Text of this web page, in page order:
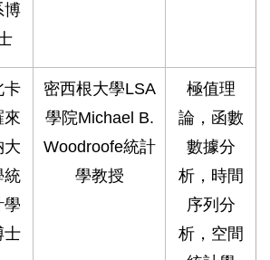
博
卡
來
大
統
學
士
密西根大學LSA
學院Michael B.
Woodroofe統計
學教授
極值理
論，函數
數據分
析，時間
序列分
析，空間